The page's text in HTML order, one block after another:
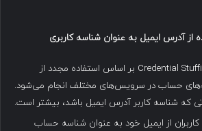
از آدرس ایمیل به عنوان شناسه کاربری
حملات Credential Stuffing بر اساس استفاده مجدد از
حساب در سرویس‌های مختلف انجام می‌شود.
که شناسه کاربر آدرس ایمیل باشد، بیشتر است.
کاربران از ایمیل خود به عنوان شناسه حساب